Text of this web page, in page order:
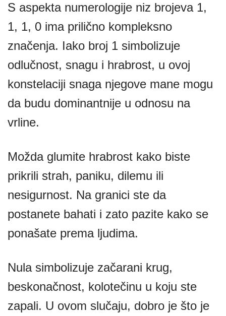
S aspekta numerologije niz brojeva 1,
1, 1, 0 ima prilično kompleksno
značenja. Iako broj 1 simbolizuje
odlučnost, snagu i hrabrost, u ovoj
konstelaciji snaga njegove mane mogu
da budu dominantnije u odnosu na
vrline.
Možda glumite hrabrost kako biste
prikrili strah, paniku, dilemu ili
nesigurnost. Na granici ste da
postanete bahati i zato pazite kako se
ponašate prema ljudima.
Nula simbolizuje začarani krug,
beskonačnost, kolotečinu u koju ste
zapali. U ovom slučaju, dobro je što je